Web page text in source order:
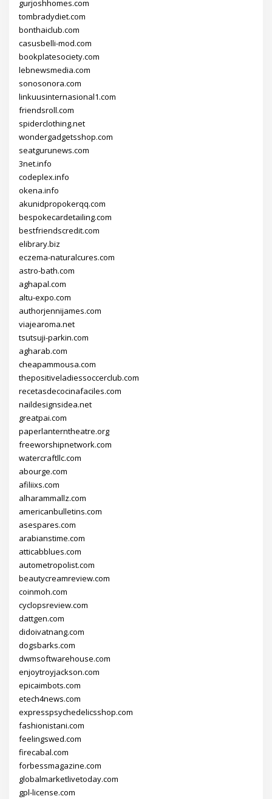
gurjoshhomes.com
tombradydiet.com
bonthaiclub.com
casusbelli-mod.com
bookplatesociety.com
lebnewsmedia.com
sonosonora.com
linkuusinternasional1.com
friendsroll.com
spiderclothing.net
wondergadgetsshop.com
seatgurunews.com
3net.info
codeplex.info
okena.info
akunidpropokerqq.com
bespokecardetailing.com
bestfriendscredit.com
elibrary.biz
eczema-naturalcures.com
astro-bath.com
aghapal.com
altu-expo.com
authorjennijames.com
viajearoma.net
tsutsuji-parkin.com
agharab.com
cheapammousa.com
thepositiveladiessoccerclub.com
recetasdecocinafaciles.com
naildesignsidea.net
greatpai.com
paperlanterntheatre.org
freeworshipnetwork.com
watercraftllc.com
abourge.com
afiliixs.com
alharammallz.com
americanbulletins.com
asespares.com
arabianstime.com
atticabblues.com
autometropolist.com
beautycreamreview.com
coinmoh.com
cyclopsreview.com
dattgen.com
didoivatnang.com
dogsbarks.com
dwmsoftwarehouse.com
enjoytroyjackson.com
epicaimbots.com
etech4news.com
expresspsychedelicsshop.com
fashionistani.com
feelingswed.com
firecabal.com
forbessmagazine.com
globalmarketlivetoday.com
gpl-license.com